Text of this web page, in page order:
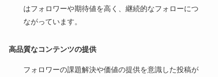
はフォロワーや期待値を高く、継続的なフォローにつ
ながっています。
高品質なコンテンツの提供
フォロワーの課題解決や価値の提供を意識した投稿が